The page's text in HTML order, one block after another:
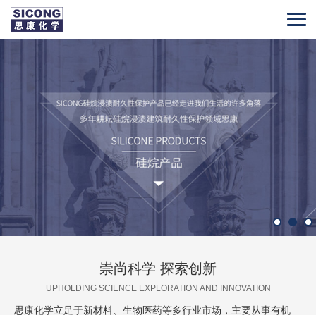
崇尚科学 探索创新
UPHOLDING SCIENCE EXPLORATION AND INNOVATION
思康化学立足于新材料、生物医药等多行业市场，主要从事有机